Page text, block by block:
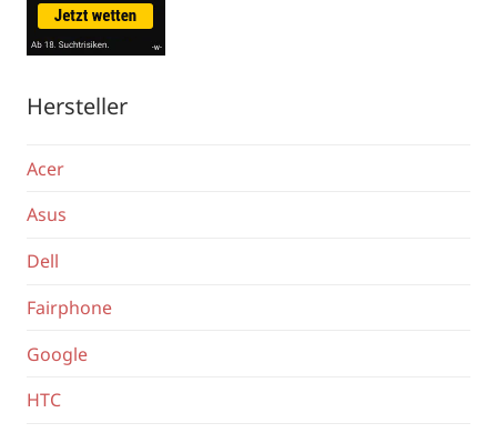
Hersteller
Acer
Asus
Dell
Fairphone
Google
HTC